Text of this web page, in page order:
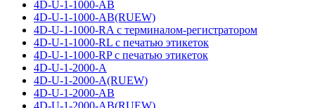
4D-U-1-1000-AB
4D-U-1-1000-AB(RUEW)
4D-U-1-1000-RA с терминалом-регистратором
4D-U-1-1000-RL с печатью этикеток
4D-U-1-1000-RP с печатью этикеток
4D-U-1-2000-A
4D-U-1-2000-A(RUEW)
4D-U-1-2000-AB